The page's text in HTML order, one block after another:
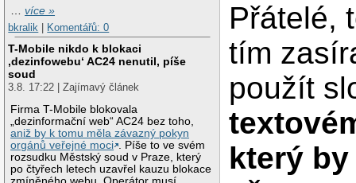
…více »
bkralik
Komentářů: 0
T-Mobile nikdo k blokaci
‚dezinfowebu‘ AC24 nenutil, píše
soud
3.8. 17:22 | Zajímavý článek
Firma T-Mobile blokovala
„dezinformační web“ AC24 bez toho,
aniž by k tomu měla závazný pokyn
orgánů veřejné moci . Píše to ve svém
rozsudku Městský soud v Praze, který
po čtyřech letech uzavřel kauzu blokace
Přátelé,
tím
použít
který